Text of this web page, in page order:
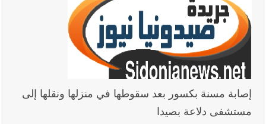
إصابة مسنة بكسور بعد سقوطها في منزلها ونقلها إلى
مستشفى دلاعة بصيدا